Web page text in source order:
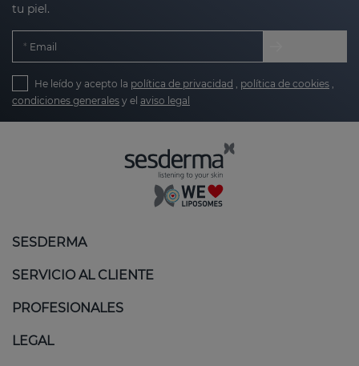
tu piel.
Email
He leído y acepto la política de privacidad política de cookies
condiciones generales y el aviso legal
SESDERMA
SERVICIO AL CLIENTE
PROFESIONALES
LEGAL